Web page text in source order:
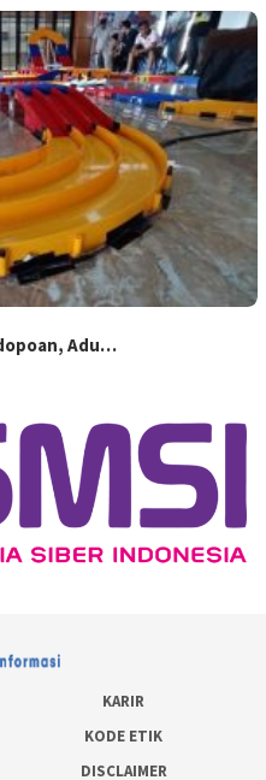
Adu…
KARIR
KODE ETIK
DISCLAIMER